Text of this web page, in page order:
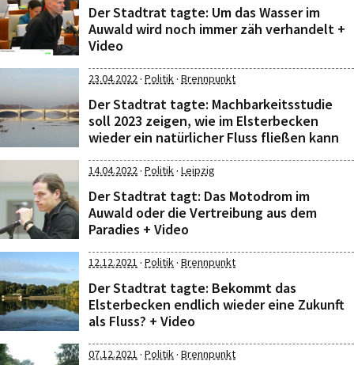
Der Stadtrat tagte: Um das Wasser im
Auwald wird noch immer zäh verhandelt +
Video
23.04.2022· Politik· Brennpunkt
Der Stadtrat tagte: Machbarkeitsstudie
soll 2023 zeigen, wie im Elsterbecken
wieder ein natürlicher Fluss fließen kann
14.04.2022· Politik· Leipzig
Der Stadtrat tagt: Das Motodrom im
Auwald oder die Vertreibung aus dem
Paradies + Video
12.12.2021 · Politik· Brennpunkt
Der Stadtrat tagte: Bekommt das
Elsterbecken endlich wieder eine Zukunft
als Fluss? + Video
07.12.2021 · Politik· Brennpunkt